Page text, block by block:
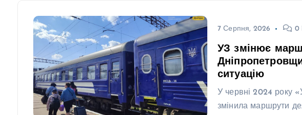
7 Серпня, 2026 0
УЗ змінює
ситуацію
У червні 2024 року
змінила маршрути